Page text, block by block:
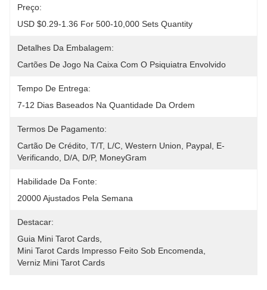
Preço:
USD $0.29-1.36 For 500-10,000 Sets Quantity
Detalhes Da Embalagem:
Cartões De Jogo Na Caixa Com O Psiquiatra Envolvido
Tempo De Entrega:
7-12 Dias Baseados Na Quantidade Da Ordem
Termos De Pagamento:
Cartão De Crédito, T/T, L/C, Western Union, Paypal, E-
Verificando, D/A, D/P, MoneyGram
Habilidade Da Fonte:
20000 Ajustados Pela Semana
Destacar:
Guia Mini Tarot Cards
Mini Tarot Cards Impresso Feito Sob Encomenda
Verniz Mini Tarot Cards